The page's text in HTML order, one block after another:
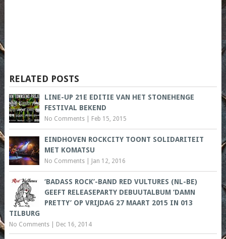
RELATED POSTS
LINE-UP 21E EDITIE VAN HET STONEHENGE
FESTIVAL BEKEND
No Comments| Feb 15, 2015
EINDHOVEN ROCKCITY TOONT SOLIDARITEIT
MET KOMATSU
No Comments| Jan 12, 2016
‘BADASS ROCK’-BAND RED VULTURES (NL-BE)
GEEFT RELEASEPARTY DEBUUTALBUM ‘DAMN
PRETTY’ OP VRIJDAG 27 MAART 2015 IN 013
TILBURG
No Comments| Dec 16, 2014